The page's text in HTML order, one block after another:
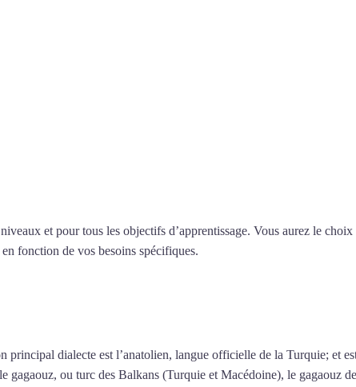
et pour tous les objectifs d’apprentissage. Vous aurez le
fonction de vos besoins spécifiques.
principal dialecte est l’anatolien, langue officielle de la Turquie; et
gagaouz, ou turc des Balkans (Turquie et Macédoine), le gagaouz